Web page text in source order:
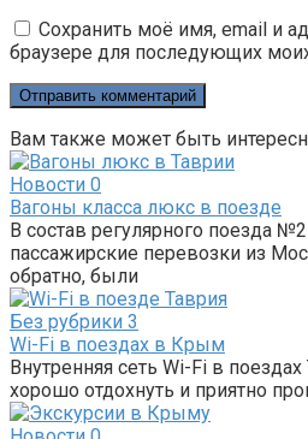
Сохранить моё имя, email и
браузере для последующих
Вам также может быть
Новости 0
Вагоны класса люкс в поезде
В состав регулярного поезда
пассажирские перевозки из
обратно, были
Без рубрики 3
Wi-Fi в поездах в Крым
Внутренняя сеть Wi-Fi в
хорошо отдохнуть и приятно